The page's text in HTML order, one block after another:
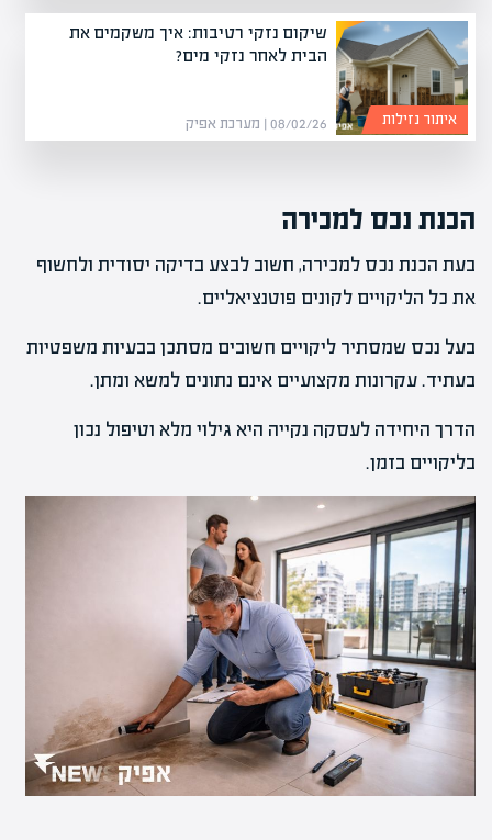
שיקום נזקי רטיבות: איך משקמים את
הבית לאחר נזקי מים?
08/02/26 | מערכת אפיק איתור נזילות
הכנת נכס למכירה
בעת הכנת נכס למכירה, חשוב לבצע בדיקה יסודית ולחשוף
את כל הליקויים לקונים פוטנציאליים.
בעל נכס שמסתיר ליקויים חשובים מסתכן בבעיות משפטיות
בעתיד. עקרונות מקצועיים אינם נתונים למשא ומתן.
הדרך היחידה לעסקה נקייה היא גילוי מלא וטיפול נכון
בליקויים בזמן.